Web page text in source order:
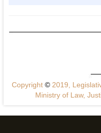
Copyright ©2019,
Ministry of Law,